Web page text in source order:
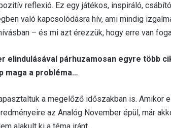
reflexió. Ez egy játékos, inspiráló,
való kapcsolódásra hív, ami mindig
– és mi azt érezzük, hogy erre van
elindulásával párhuzamosan egyre több
maga a probléma…
a megelőző időszakban is.
az Analóg November épül, már